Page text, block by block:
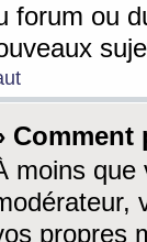
forum ou
Comment
moins que
propres